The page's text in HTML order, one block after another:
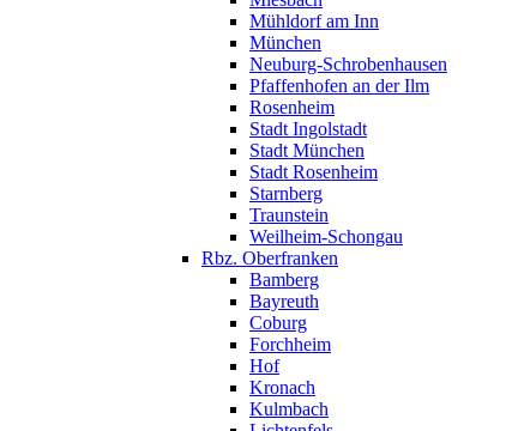
Mühldorf am Inn
München
Neuburg-Schrobenhausen
Pfaffenhofen an der Ilm
Rosenheim
Stadt Ingolstadt
Stadt München
Stadt Rosenheim
Starnberg
Traunstein
Weilheim-Schongau
Rbz. Oberfranken
Bamberg
Bayreuth
Coburg
Forchheim
Hof
Kronach
Kulmbach